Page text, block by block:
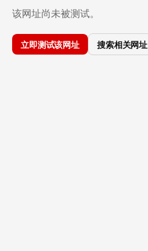
该网址尚未被测试。
立即测试该网址 搜索相关网址